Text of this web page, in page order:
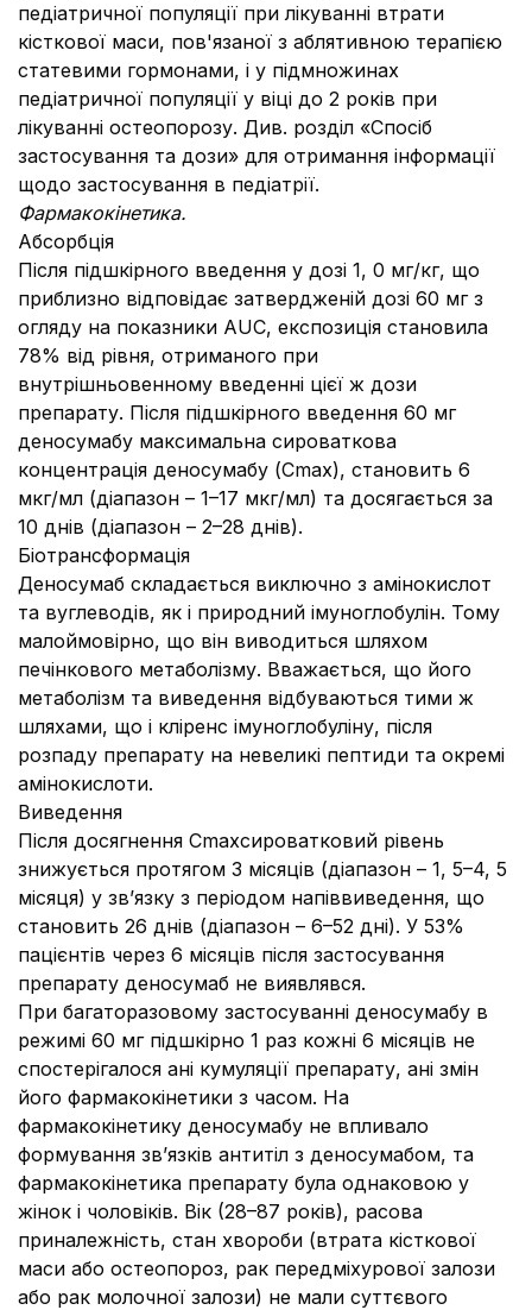
педіатричної популяції при лікуванні втрати
кісткової маси, пов'язаної з аблятивною терапією
статевими гормонами, і у підмножинах
педіатричної популяції у віці до 2 років при
лікуванні остеопорозу. Див. розділ «Спосіб
застосування та дози» для отримання інформації
щодо застосування в педіатрії.
Фармакокінетика.
Абсорбція
Після підшкірного введення у дозі 1, 0 мг/кг, що
приблизно відповідає затвердженій дозі 60 мг з
огляду на показники AUC, експозиція становила
78% від рівня, отриманого при
внутрішньовенному введенні цієї ж дози
препарату. Після підшкірного введення 60 мг
деносумабу максимальна сироваткова
концентрація деносумабу (Cmax), становить 6
мкг/мл (діапазон – 1–17 мкг/мл) та досягається за
10 днів (діапазон – 2–28 днів).
Біотрансформація
Деносумаб складається виключно з амінокислот
та вуглеводів, як і природний імуноглобулін. Тому
малоймовірно, що він виводиться шляхом
печінкового метаболізму. Вважається, що його
метаболізм та виведення відбуваються тими ж
шляхами, що і кліренс імуноглобуліну, після
розпаду препарату на невеликі пептиди та окремі
амінокислоти.
Виведення
Після досягнення Cmaxсироватковий рівень
знижується протягом 3 місяців (діапазон – 1, 5–4, 5
місяця) у зв’язку з періодом напіввиведення, що
становить 26 днів (діапазон – 6–52 дні). У 53%
пацієнтів через 6 місяців після застосування
препарату деносумаб не виявлявся.
При багаторазовому застосуванні деносумабу в
режимі 60 мг підшкірно 1 раз кожні 6 місяців не
спостерігалося ані кумуляції препарату, ані змін
його фармакокінетики з часом. На
фармакокінетику деносумабу не впливало
формування зв’язків антитіл з деносумабом, та
фармакокінетика препарату була однаковою у
жінок і чоловіків. Вік (28–87 років), расова
приналежність, стан хвороби (втрата кісткової
маси або остеопороз, рак передміхурової залози
або рак молочної залози) не мали суттєвого